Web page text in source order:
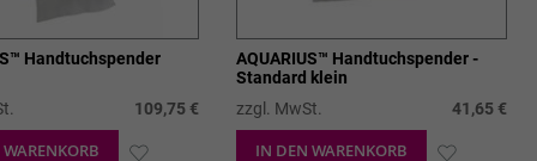
Handtuchspender
109,75 €
AQUARIUS™ Handtuchspender -
Standard klein
zzgl. MwSt.
41,65 €
IN DEN WARENKORB